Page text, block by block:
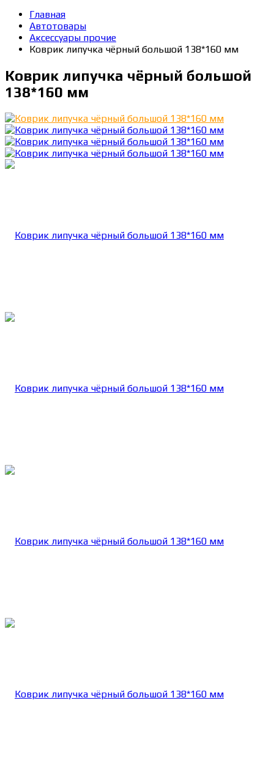
Главная
Автотовары
Аксессуары прочие
Коврик липучка чёрный большой 138*160 мм
Коврик липучка чёрный большой
138*160 мм